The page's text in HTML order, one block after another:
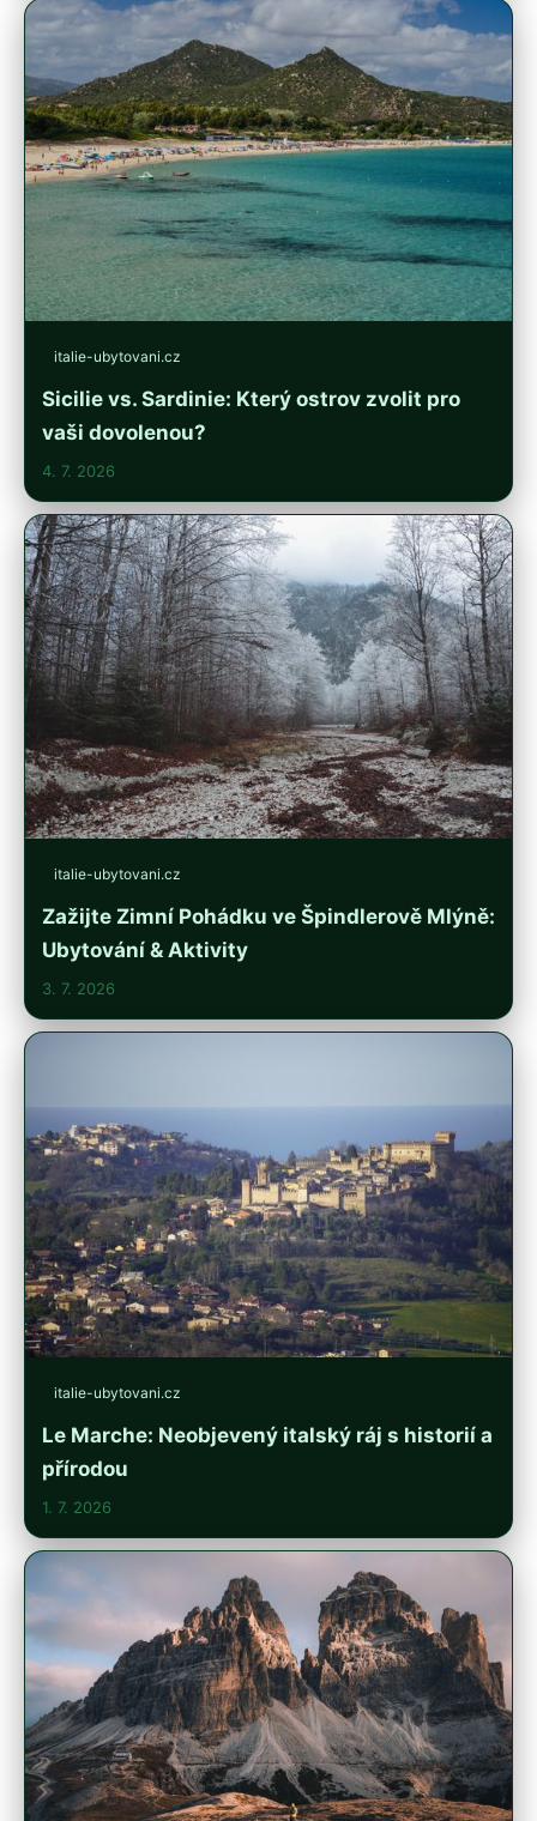
italie-ubytovani.cz
Sicilie vs. Sardinie: Který ostrov zvolit pro
vaši dovolenou?
4. 7. 2026
italie-ubytovani.cz
Zažijte Zimní Pohádku ve Špindlerově Mlýně:
Ubytování & Aktivity
3. 7. 2026
italie-ubytovani.cz
Le Marche: Neobjevený italský ráj s historií a
přírodou
1. 7. 2026